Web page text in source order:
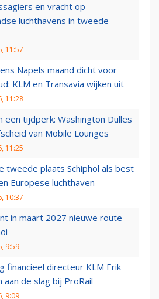
en vracht op
luchthavens in tweede
11:57
Napels maand dicht voor
KLM en Transavia wijken uit
11:28
een tijdperk: Washington Dulles
van Mobile Lounges
11:25
tweede plaats Schiphol als best
Europese luchthaven
10:37
in maart 2027 nieuwe route
9:59
financieel directeur KLM Erik
aan de slag bij ProRail
9:09